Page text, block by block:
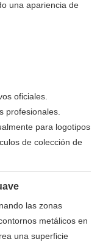
una apariencia de
oficiales.
profesionales.
para logotipos
de colección de
las zonas
metálicos en
una superficie